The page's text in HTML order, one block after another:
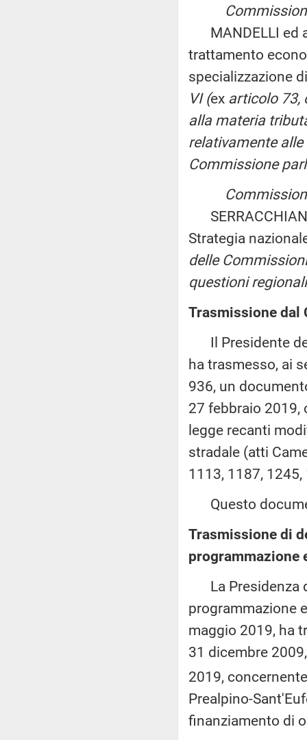
MANDELLI ed
trattamento
specializzazione
VI (ex articolo 73,
alla materia
relativamente
Commissione
Strategia
delle
questioni
Trasmissione dal
Il Presidente del
ha trasmesso, ai
936, un
27 febbraio 2019,
legge recanti
stradale (atti
1113, 1187,
Questo
Trasmissione di
programmazione
La Presidenza
programmazione
maggio 2019, ha
31 dicembre
2019,
Prealpino-
finanziamento di